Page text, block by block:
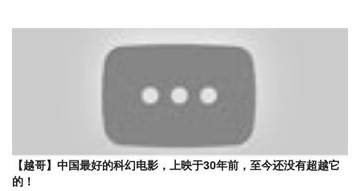
【越哥】中国最好的科幻电影，上映于30年前，至今还没有超越它
的！